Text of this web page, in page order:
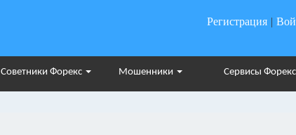
Регистрация |
Советники Форекс Мошенники Сервисы Форекс